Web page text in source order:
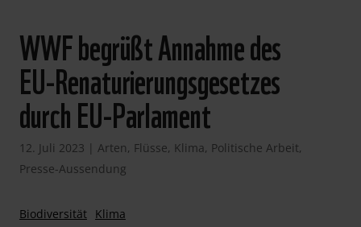
WWF begrüßt Annahme des
EU-Renaturierungsgesetzes
durch EU-Parlament
12. Juli 2023 | Arten, Flüsse, Klima, Politische Arbeit,
Presse-Aussendung
Biodiversität Klima